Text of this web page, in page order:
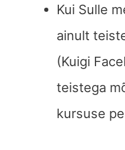
Kui Sulle
ainult
(Kuigi
teistega
kursuse